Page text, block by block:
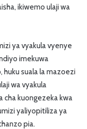
ikiwemo ulaji wa
ya vyakula vyenye
imekuwa
huku suala la mazoezi
wa vyakula
cha kuongezeka kwa
yaliyopitiliza ya
pia.